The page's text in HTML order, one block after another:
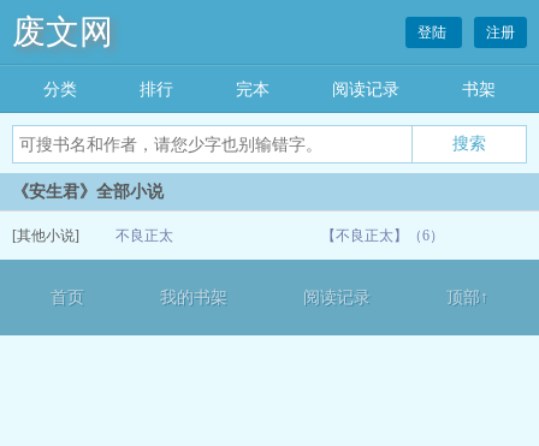
废文网 登陆 注册
分类 排行 完本 阅读记录 书架
《安生君》全部小说
[其他小说] 不良正太 【不良正太】（6）
首页 我的书架 阅读记录 顶部↑